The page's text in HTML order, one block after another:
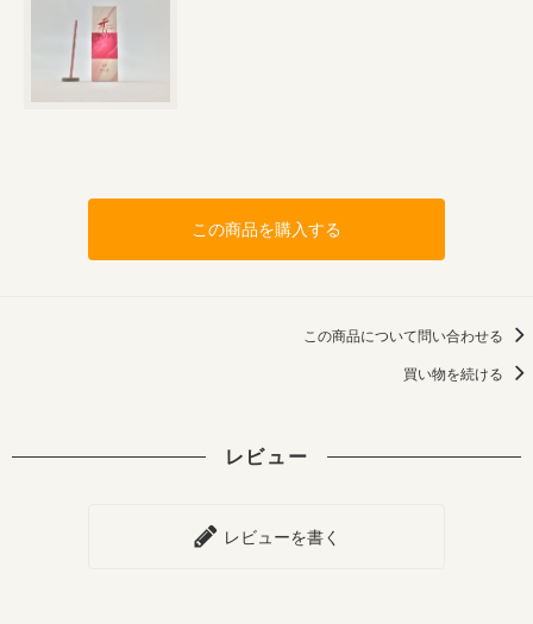
この商品を購入する
この商品について問い合わせる
買い物を続ける
レビュー
レビューを書く